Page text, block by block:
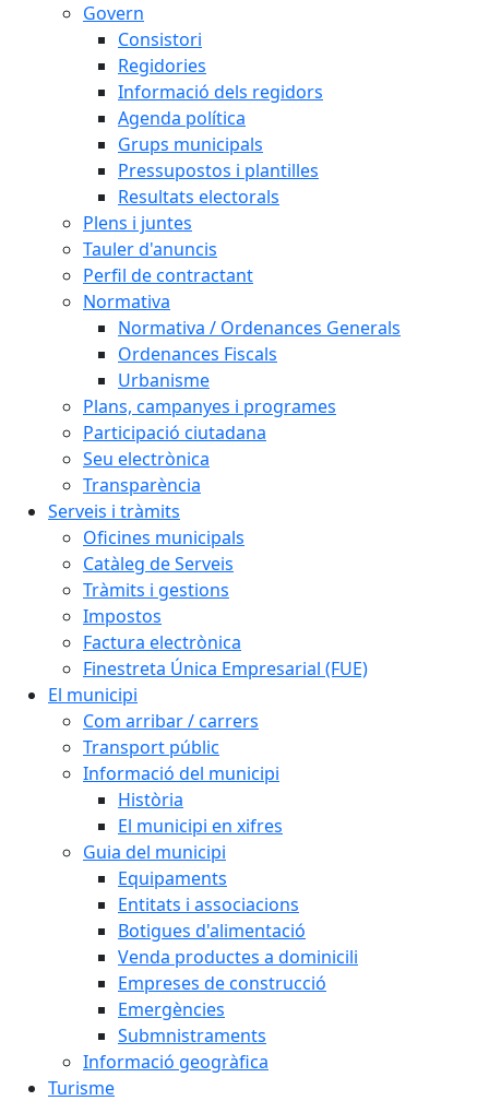
Govern
Consistori
Regidories
Informació dels regidors
Agenda política
Grups municipals
Pressupostos i plantilles
Resultats electorals
Plens i juntes
Tauler d'anuncis
Perfil de contractant
Normativa
Normativa / Ordenances Generals
Ordenances Fiscals
Urbanisme
Plans, campanyes i programes
Participació ciutadana
Seu electrònica
Transparència
Serveis i tràmits
Oficines municipals
Catàleg de Serveis
Tràmits i gestions
Impostos
Factura electrònica
Finestreta Única Empresarial (FUE)
El municipi
Com arribar / carrers
Transport públic
Informació del municipi
Història
El municipi en xifres
Guia del municipi
Equipaments
Entitats i associacions
Botigues d'alimentació
Venda productes a dominicili
Empreses de construcció
Emergències
Submnistraments
Informació geogràfica
Turisme